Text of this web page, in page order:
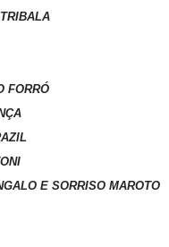
FORRÓ
E SORRISO MAROTO